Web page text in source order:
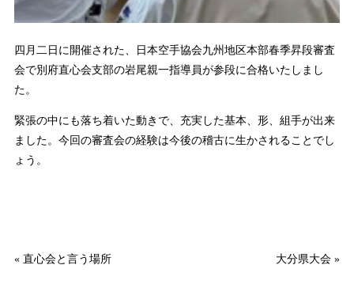
四月二日に開催された、日本空手協会九州地区本部春季昇段審査
会で別府直心会支部の岩尾親一指導員が参段に合格いたしまし
た。
緊張の中にも落ち着いた動きで、充実した基本、形、組手が出来
ました。今回の審査会の経験は今後の稽古に生かされることでし
ょう。
« 直心会と言う場所 大分県大会 »